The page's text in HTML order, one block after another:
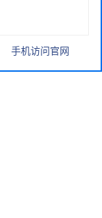
手机访问官网